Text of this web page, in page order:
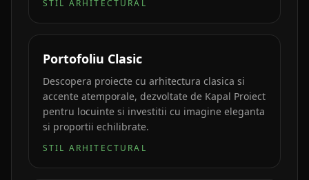
STIL ARHITECTURAL
Portofoliu Clasic
Descopera proiecte cu arhitectura clasica si
accente atemporale, dezvoltate de Kapal Proiect
pentru locuinte si investitii cu imagine eleganta
si proportii echilibrate.
STIL ARHITECTURAL